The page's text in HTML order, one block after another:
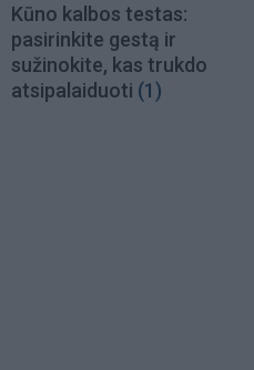
Kūno kalbos testas:
pasirinkite gestą ir
sužinokite, kas trukdo
atsipalaiduoti (1)